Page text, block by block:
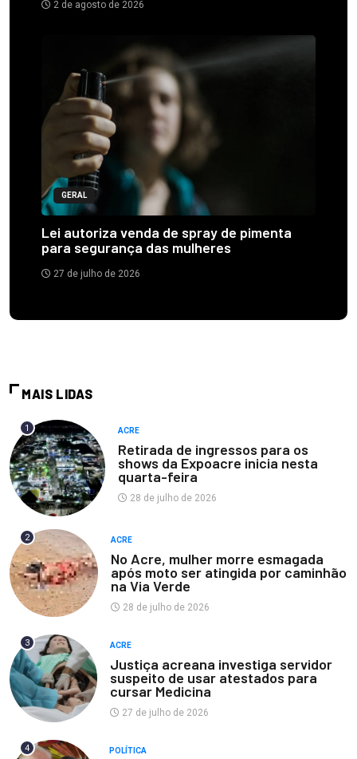
2 de agosto de 2026
GERAL
Lei autoriza venda de spray de pimenta
para segurança das mulheres
27 de julho de 2026
MAIS LIDAS
1 ACRE
Retirada de ingressos para os
shows da Expoacre inicia nesta
quarta-feira
28 de julho de 2026
2 ACRE
No Acre, mulher morre esmagada
após moto ser atingida por caminhão
na Via Verde
28 de julho de 2026
3 ACRE
Justiça acreana investiga servidor
suspeito de usar atestados para
cursar Medicina
27 de julho de 2026
4 POLÍTICA